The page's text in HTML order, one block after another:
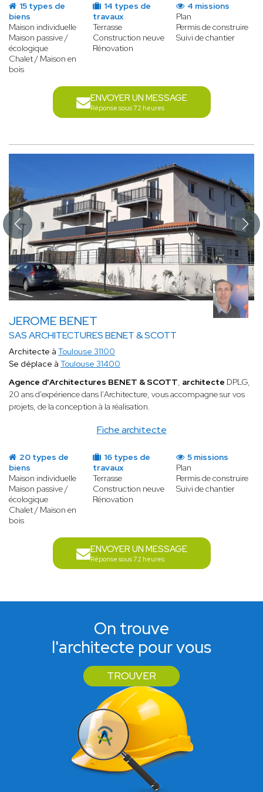
15 types de
biens
Maison individuelle
Maison passive /
écologique
Chalet / Maison en
bois
14 types de
travaux
Terrasse
Construction neuve
Rénovation
4 missions
Plan
Permis de construire
Suivi de chantier
ENVOYER UN MESSAGE
Réponse sous 72 heures
JEROME BENET
SAS ARCHITECTURES BENET & SCOTT
Fiche architecte
Architecte à Toulouse 31100
Se déplace à Toulouse 31400
Agence d'Architectures BENET & SCOTT, architecte DPLG,
20 ans d'expérience dans l'Architecture, vous accompagne sur vos
projets, de la conception à la réalisation.
20 types de
biens
Maison individuelle
Maison passive /
écologique
Chalet / Maison en
bois
16 types de
travaux
Terrasse
Construction neuve
Rénovation
5 missions
Plan
Permis de construire
Suivi de chantier
ENVOYER UN MESSAGE
Réponse sous 72 heures
On trouve
l'architecte pour vous
TROUVER